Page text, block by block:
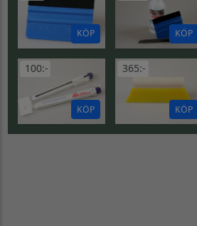
KÖP KÖP
100:-
KÖP
365:-
KÖP